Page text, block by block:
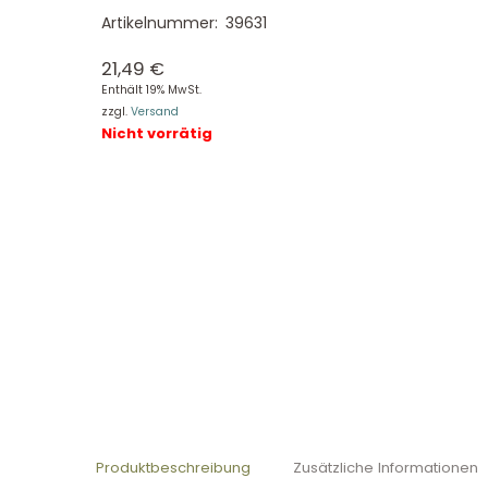
Artikelnummer: 39631
21,49 €
Enthält 19% MwSt.
zzgl. Versand
Nicht vorrätig
Produktbeschreibung Zusätzliche Informationen